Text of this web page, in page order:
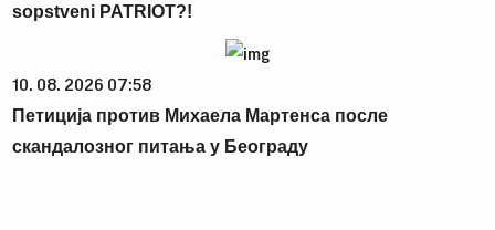
sopstveni PATRIOT?!
10. 08. 2026 07:58
Петиција против Михаела Мартенса после
скандалозног питања у Београду